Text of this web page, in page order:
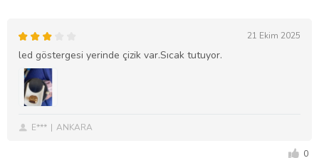
21 Ekim 2025
led göstergesi yerinde çizik var.Sıcak tutuyor.
E*** ANKARA
0